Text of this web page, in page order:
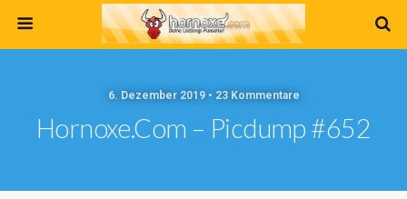
6. Dezember 2019 • 23 Kommentare
Hornoxe.com – Picdump #652